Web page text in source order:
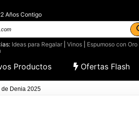
Años Contigo
Ideas para Regalar| Vinos| Espumoso con Oro|
Productos Ofertas Flash
de Denia 2025